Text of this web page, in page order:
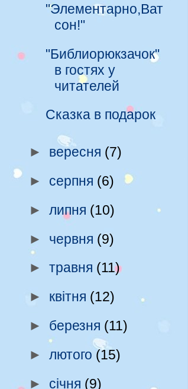
"Элементарно,Ват
сон!"
"Библиорюкзачок"
в гостях у
читателей
Сказка в подарок
► вересня (7)
► серпня (6)
► липня (10)
► червня (9)
► травня (11)
► квітня (12)
► березня (11)
► лютого (15)
► січня (9)